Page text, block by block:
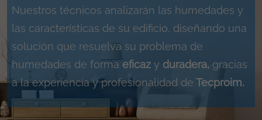
Nuestros técnicos analizarán las humedades y
las características de su edificio, diseñando una
solución que resuelva su problema de
humedades de formaeficaz y duradera, gracias
a la experiencia y profesionalidad de Tecproim.